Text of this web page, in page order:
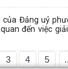
Đảng uỷ
đến việc
3 4 5